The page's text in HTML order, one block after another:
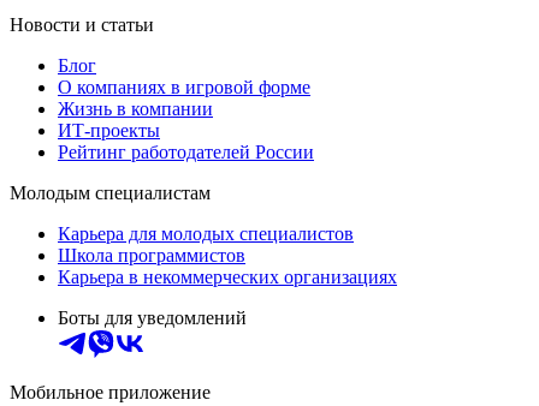
Новости и статьи
Блог
О компаниях в игровой форме
Жизнь в компании
ИТ-проекты
Рейтинг работодателей России
Молодым специалистам
Карьера для молодых специалистов
Школа программистов
Карьера в некоммерческих организациях
Боты для уведомлений
Мобильное приложение